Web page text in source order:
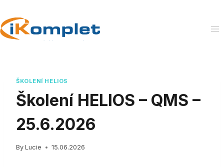
to
content
ŠKOLENÍ HELIOS
Školení HELIOS – QMS –
25.6.2026
By Lucie 15.06.2026